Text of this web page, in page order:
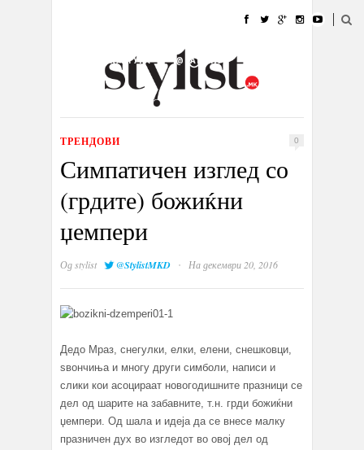
УБАВИНА
КУЛТУРА @РАБОТА
ИЗЛОГ
ТРЕНДОВИ 0
Симпатичен изглед со
(грдите) божиќни
џемпери
Одstylist @StylistMKD · На декември 20, 2016
Дедо Мраз, снегулки, елки, елени, снешковци,
ѕвончиња и многу други симболи, написи и
слики кои асоцираат новогодишните празници се
дел од шарите на забавните, т.н. грди божиќни
џемпери. Од шала и идеја да се внесе малку
празничен дух во изгледот во овој дел од